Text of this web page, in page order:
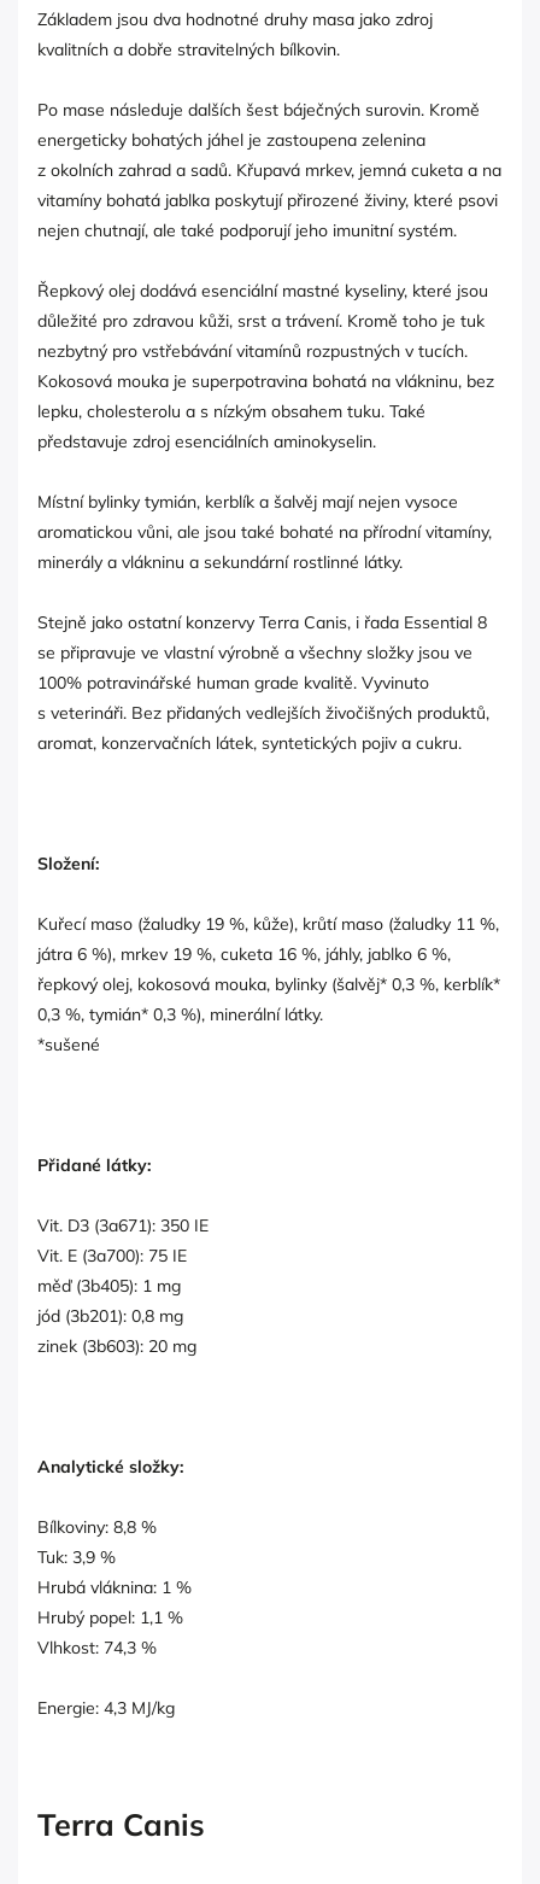
Základem jsou dva hodnotné druhy masa jako zdroj
kvalitních a dobře stravitelných bílkovin.
Po mase následuje dalších šest báječných surovin. Kromě
energeticky bohatých jáhel je zastoupena zelenina
z okolních zahrad a sadů. Křupavá mrkev, jemná cuketa a na
vitamíny bohatá jablka poskytují přirozené živiny, které psovi
nejen chutnají, ale také podporují jeho imunitní systém.
Řepkový olej dodává esenciální mastné kyseliny, které jsou
důležité pro zdravou kůži, srst a trávení. Kromě toho je tuk
nezbytný pro vstřebávání vitamínů rozpustných v tucích.
Kokosová mouka je superpotravina bohatá na vlákninu, bez
lepku, cholesterolu a s nízkým obsahem tuku. Také
představuje zdroj esenciálních aminokyselin.
Místní bylinky tymián, kerblík a šalvěj mají nejen vysoce
aromatickou vůni, ale jsou také bohaté na přírodní vitamíny,
minerály a vlákninu a sekundární rostlinné látky.
Stejně jako ostatní konzervy Terra Canis, i řada Essential 8
se připravuje ve vlastní výrobně a všechny složky jsou ve
100% potravinářské human grade kvalitě. Vyvinuto
s veterináři. Bez přidaných vedlejších živočišných produktů,
aromat, konzervačních látek, syntetických pojiv a cukru.
Složení:
Kuřecí maso (žaludky 19 %, kůže), krůtí maso (žaludky 11 %,
játra 6 %), mrkev 19 %, cuketa 16 %, jáhly, jablko 6 %,
řepkový olej, kokosová mouka, bylinky (šalvěj* 0,3 %, kerblík*
0,3 %, tymián* 0,3 %), minerální látky.
*sušené
Přidané látky:
Vit. D3 (3a671): 350 IE
Vit. E (3a700): 75 IE
měď (3b405): 1 mg
jód (3b201): 0,8 mg
zinek (3b603): 20 mg
Analytické složky:
Bílkoviny: 8,8 %
Tuk: 3,9 %
Hrubá vláknina: 1 %
Hrubý popel: 1,1 %
Vlhkost: 74,3 %
Energie: 4,3 MJ/kg
Terra Canis